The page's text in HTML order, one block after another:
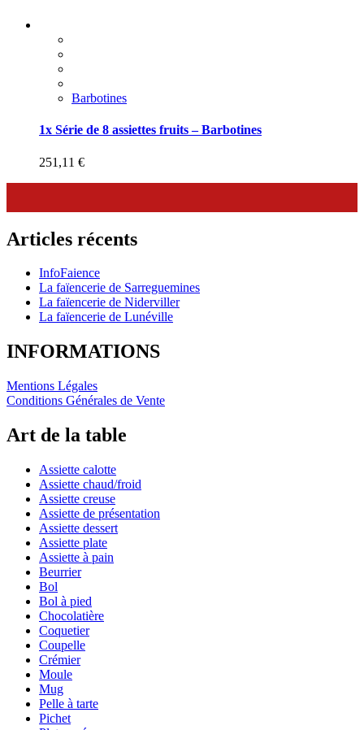
Barbotines
1x Série de 8 assiettes fruits – Barbotines
251,11 €
Articles récents
InfoFaience
La faïencerie de Sarreguemines
La faïencerie de Niderviller
La faïencerie de Lunéville
INFORMATIONS
Mentions Légales
Conditions Générales de Vente
Art de la table
Assiette calotte
Assiette chaud/froid
Assiette creuse
Assiette de présentation
Assiette dessert
Assiette plate
Assiette à pain
Beurrier
Bol
Bol à pied
Chocolatière
Coquetier
Coupelle
Crémier
Moule
Mug
Pelle à tarte
Pichet